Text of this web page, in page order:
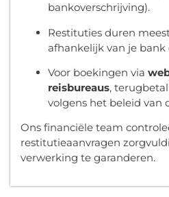
bankoverschrijving).
Restituties duren
afhankelijk van je bank
Voor boekingen via
reisbureaus,
volgens het beleid van
Ons financiële team
restitutieaanvragen
verwerking te garanderen.